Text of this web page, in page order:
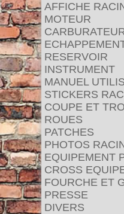
AFFICHE
MOTEUR
RESERVOIR
INSTRUMENT
MANUEL
STICKERS
COUPE ET
ROUES
PATCHES
PHOTOS
EQUIPEMENT
CROSS
FOURCHE ET
PRESSE
DIVERS